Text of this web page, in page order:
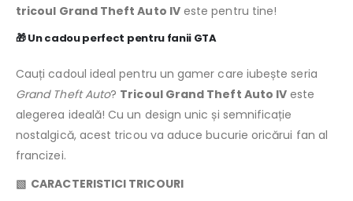
tricoul Grand Theft Auto IVeste pentru tine!
🎁Un cadou perfect pentru fanii GTA
Cauți cadoul ideal pentru un gamer care iubește seria
Grand Theft Auto? Tricoul Grand Theft Auto IV este
alegerea ideală! Cu un design unic și semnificație
nostalgică, acest tricou va aduce bucurie oricărui fan al
francizei.
▧ CARACTERISTICI TRICOURI